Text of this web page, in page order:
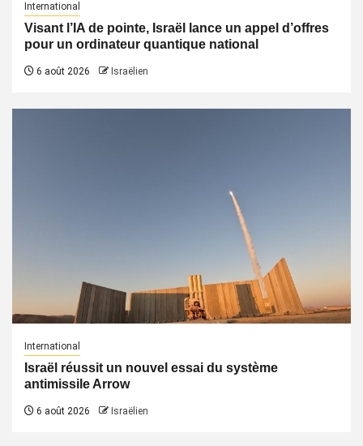
International
Visant l’IA de pointe, Israël lance un appel d’offres
pour un ordinateur quantique national
6 août 2026 Israëlien
International
Israël réussit un nouvel essai du système
antimissile Arrow
6 août 2026 Israëlien